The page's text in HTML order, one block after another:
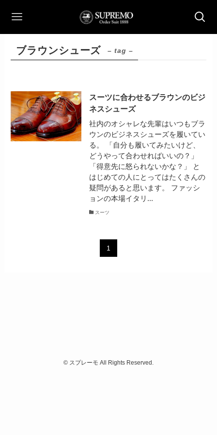
ブラウンシューズ – tag –
スーツに合わせるブラウンのビジ
ネスシューズ
社内のオシャレな先輩はいつもブラ
ウンのビジネスシューズを履いてい
る。 「自分も履いてみたいけど、
どうやって合わせればいいの？」
「得意先に怒られないかな？」 と
はじめての人にとってはたくさんの
疑問があると思います。 ファッシ
ョンの本場イタリ...
スーツ
1
© スプレーモ All Rights Reserved.